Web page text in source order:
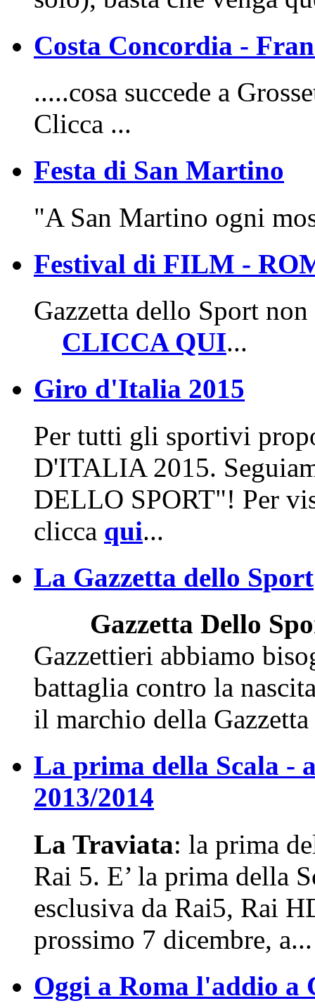
Costa Concordia -
.....cosa succede a
Clicca ...
Festa di San Martino
"A San Martino ogni
Festival di FILM -
Gazzetta dello Sport
CLICCA QUI...
Giro d'Italia 2015
Per tutti gli sportivi
D'ITALIA 2015.
DELLO SPORT"! Per
clicca qui...
La Gazzetta dello Sport
Gazzetta Dello
Gazzettieri abbiamo
battaglia contro la
il marchio della
La prima della Scala -
2013/2014
La Traviata: la prima
Rai 5. E’ la prima della
esclusiva da Rai5, Rai
prossimo 7 dicembre, a...
Oggi a Roma l'addio